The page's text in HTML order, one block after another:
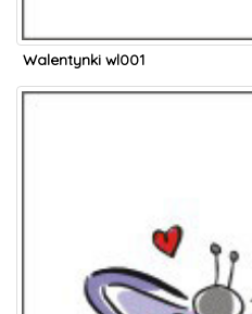
Walentynki wl001